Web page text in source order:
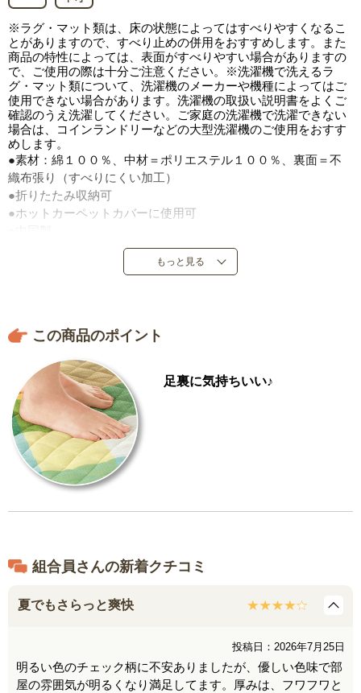
※ラグ・マット類は、床の状態によってはすべりやすくなるこ
とがありますので、すべり止めの併用をおすすめします。また
商品の特性によっては、表面がすべりやすい場合がありますの
で、ご使用の際は十分ご注意ください。※洗濯機で洗えるラ
グ・マット類について、洗濯機のメーカーや機種によってはご
使用できない場合があります。洗濯機の取扱い説明書をよくご
確認のうえ洗濯してください。ご家庭の洗濯機で洗濯できない
場合は、コインランドリーなどの大型洗濯機のご使用をおすす
めします。
●素材：綿１００％、中材＝ポリエステル１００％、裏面＝不
織布張り（すべりにくい加工）
●折りたたみ収納可
●ホットカーペットカバーに使用可
※ドラム式洗濯機では洗えません。
もっと見る
この商品のポイント
足裏に気持ちいい♪
組合員さんの新着クチコミ
夏でもさらっと爽快
投稿日：2026年7月25日
明るい色のチェック柄に不安ありましたが、優しい色味で部
屋の雰囲気が明るくなり満足してます。厚みは、フワフワと